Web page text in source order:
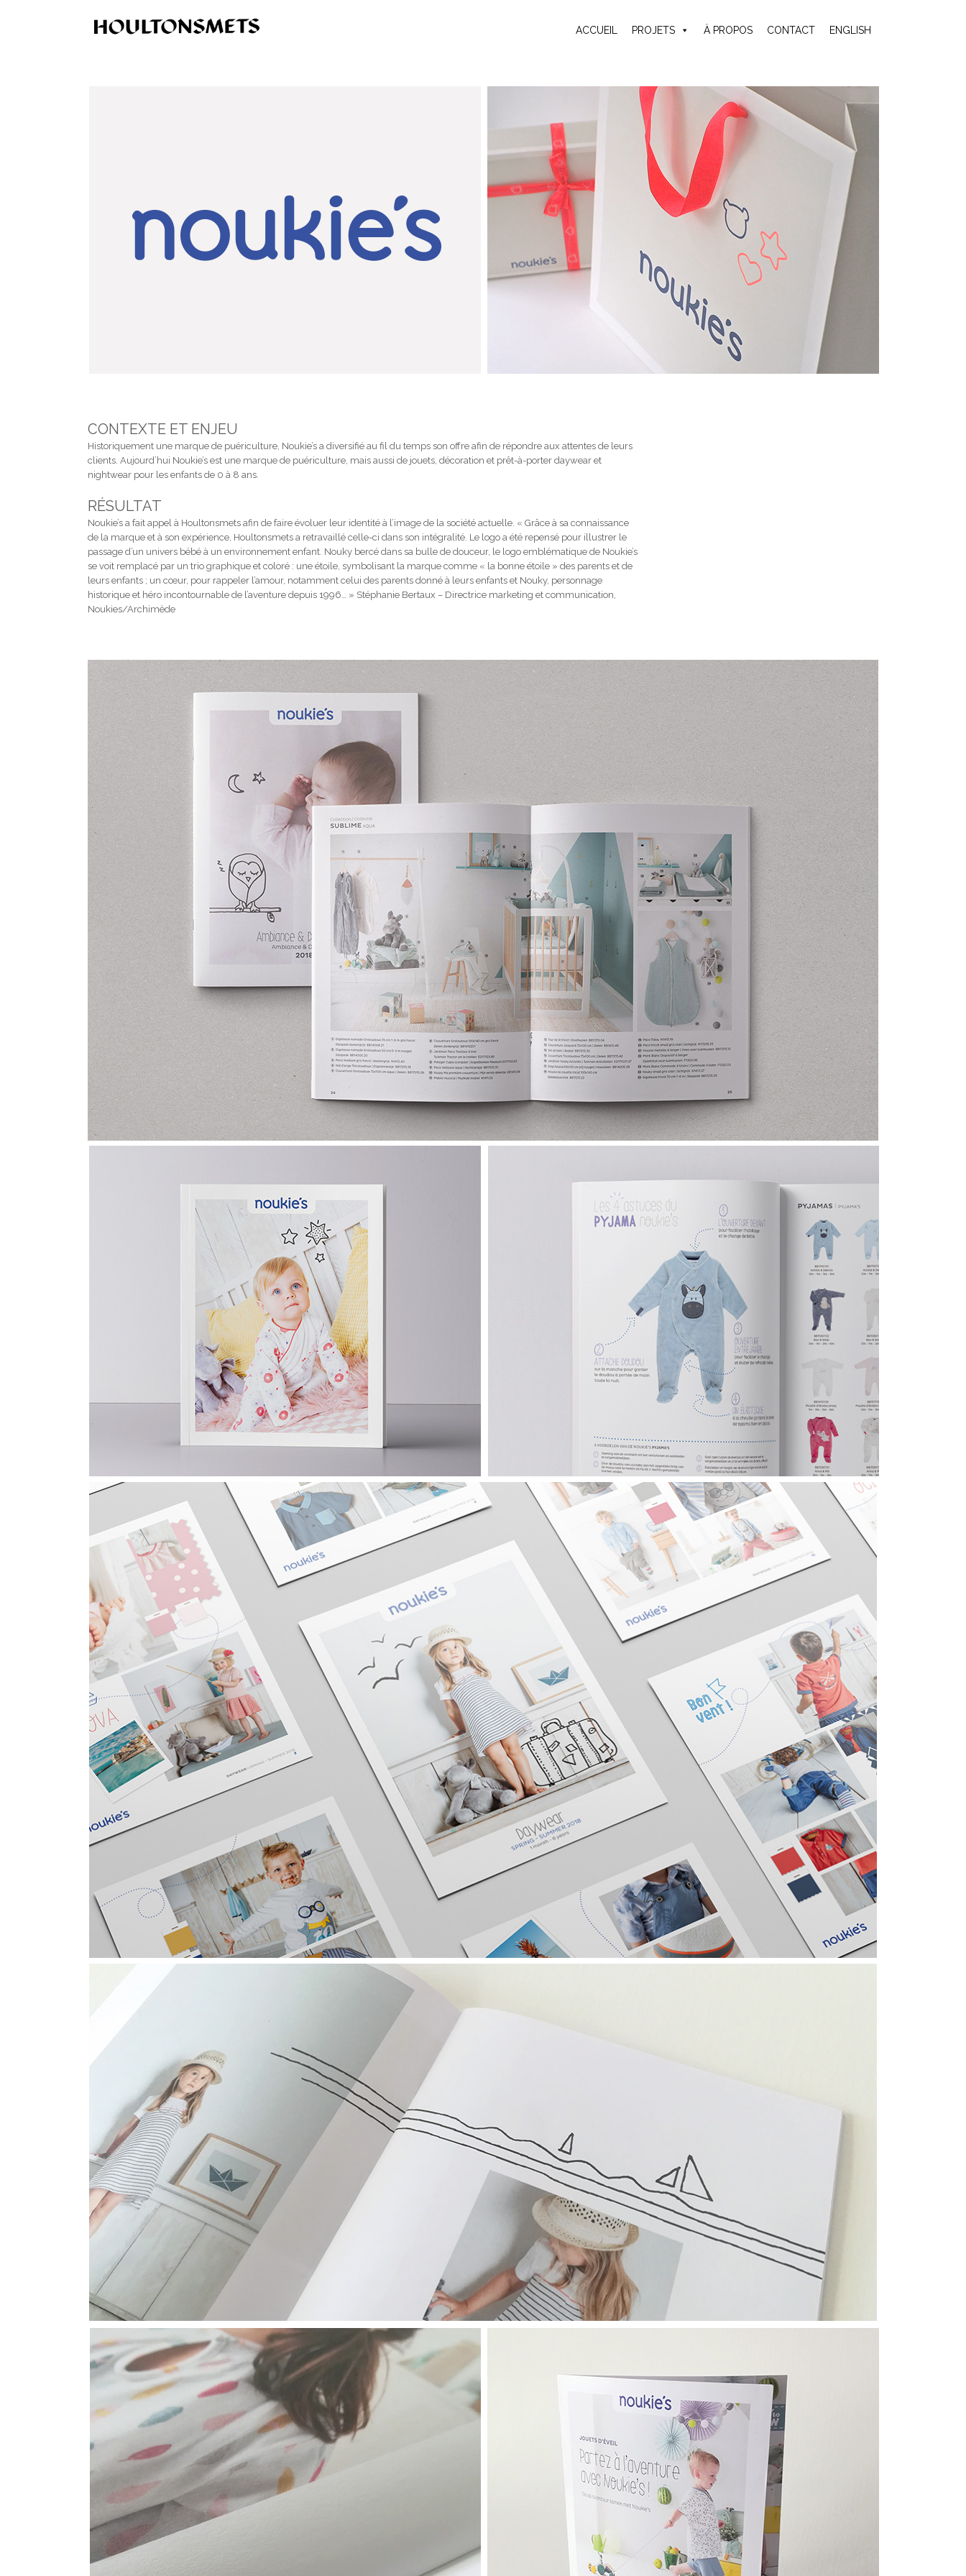
ACCUEIL PROJETS À PROPOS CONTACT ENGLISH
CONTEXTE ET ENJEU
Historiquement une marque de puériculture, Noukie’s a diversifié au fil du temps son offre afin de répondre aux attentes de leurs
clients. Aujourd’hui Noukie’s est une marque de puériculture, mais aussi de jouets, décoration et prêt-à-porter daywear et
nightwear pour les enfants de 0 à 8 ans.
RÉSULTAT
Noukie’s a fait appel à Houltonsmets afin de faire évoluer leur identité à l’image de la société actuelle. « Grâce à sa connaissance
de la marque et à son expérience, Houltonsmets a retravaillé celle-ci dans son intégralité. Le logo a été repensé pour illustrer le
passage d’un univers bébé à un environnement enfant. Nouky bercé dans sa bulle de douceur, le logo emblématique de Noukie’s
se voit remplacé par un trio graphique et coloré : une étoile, symbolisant la marque comme « la bonne étoile » des parents et de
leurs enfants ; un cœur, pour rappeler l’amour, notamment celui des parents donné à leurs enfants et Nouky, personnage
historique et héro incontournable de l’aventure depuis 1996… » Stéphanie Bertaux – Directrice marketing et communication,
Noukies/Archimède